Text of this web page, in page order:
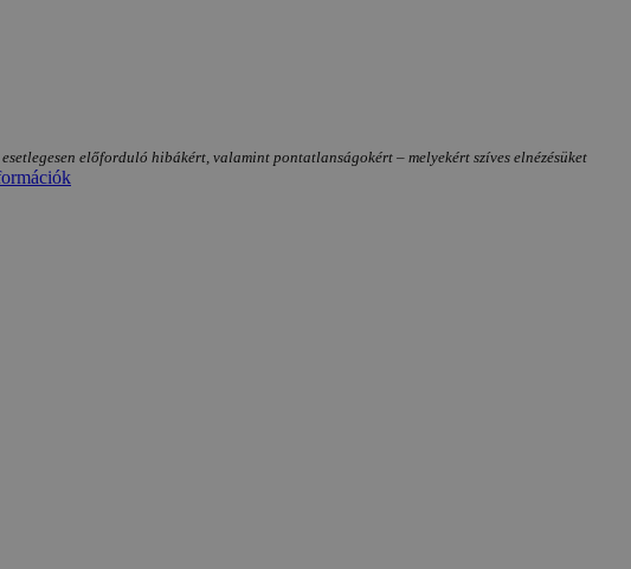
előforduló hibákért, valamint pontatlanságokért – melyekért szíves elnézésüket